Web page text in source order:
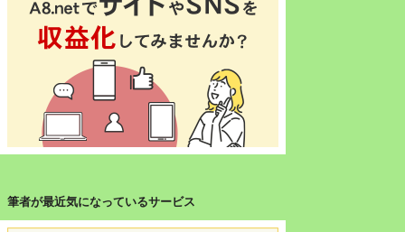
筆者が最近気になっているサービス